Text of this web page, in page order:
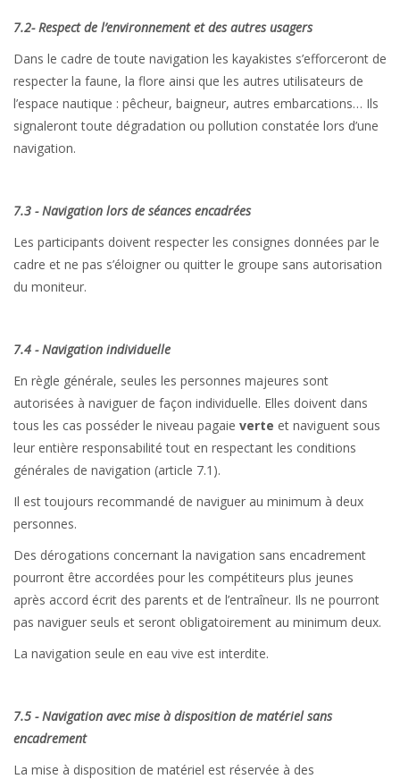
7.2- Respect de l’environnement et des autres usagers
Dans le cadre de toute navigation les kayakistes s’efforceront de
respecter la faune, la flore ainsi que les autres utilisateurs de
l’espace nautique : pêcheur, baigneur, autres embarcations… Ils
signaleront toute dégradation ou pollution constatée lors d’une
navigation.
7.3 - Navigation lors de séances encadrées
Les participants doivent respecter les consignes données par le
cadre et ne pas s’éloigner ou quitter le groupe sans autorisation
du moniteur.
7.4 - Navigation individuelle
En règle générale, seules les personnes majeures sont
autorisées à naviguer de façon individuelle. Elles doivent dans
tous les cas posséder le niveau pagaie verte et naviguent sous
leur entière responsabilité tout en respectant les conditions
générales de navigation (article 7.1).
Il est toujours recommandé de naviguer au minimum à deux
personnes.
Des dérogations concernant la navigation sans encadrement
pourront être accordées pour les compétiteurs plus jeunes
après accord écrit des parents et de l’entraîneur. Ils ne pourront
pas naviguer seuls et seront obligatoirement au minimum deux.
La navigation seule en eau vive est interdite.
7.5 - Navigation avec mise à disposition de matériel sans
encadrement
La mise à disposition de matériel est réservée à des